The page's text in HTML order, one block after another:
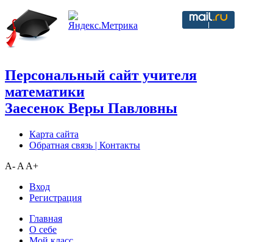
Персональный сайт учителя
математики
Заесенок Веры Павловны
Карта сайта
Обратная связь | Контакты
A- A A+
Вход
Регистрация
Главная
О себе